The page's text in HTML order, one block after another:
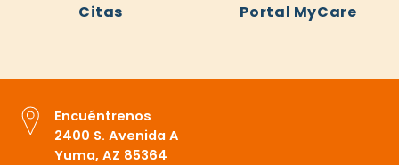
Citas Portal MyCare
Encuéntrenos
2400 S. Avenida A
Yuma, AZ 85364